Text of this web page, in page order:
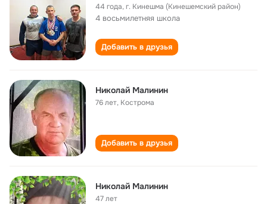
44 года,г. Кинешма (Кинешемский район)
4 восьмилетняя школа
Добавить в друзья
Николай Малинин
76 лет, Кострома
Добавить в друзья
Николай Малинин
47 лет